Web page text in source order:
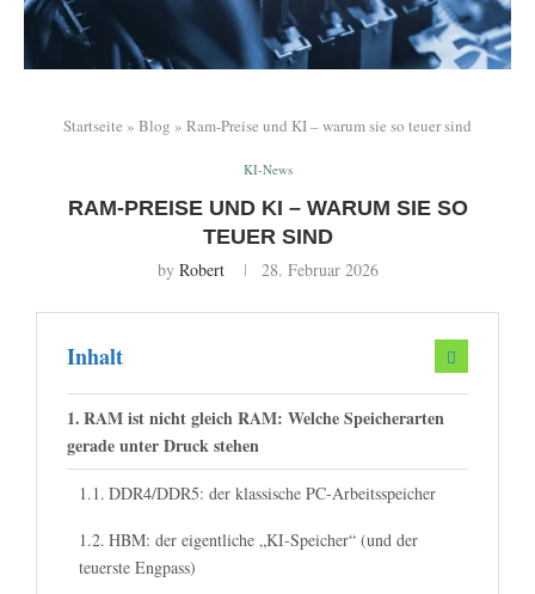
Startseite » Blog » Ram-Preise und KI – warum sie so teuer sind
KI-News
RAM-PREISE UND KI – WARUM SIE SO
TEUER SIND
by Robert 28. Februar 2026
Inhalt
RAM ist nicht gleich RAM: Welche Speicherarten
gerade unter Druck stehen
DDR4/DDR5: der klassische PC-Arbeitsspeicher
HBM: der eigentliche „KI-Speicher“ (und der
teuerste Engpass)